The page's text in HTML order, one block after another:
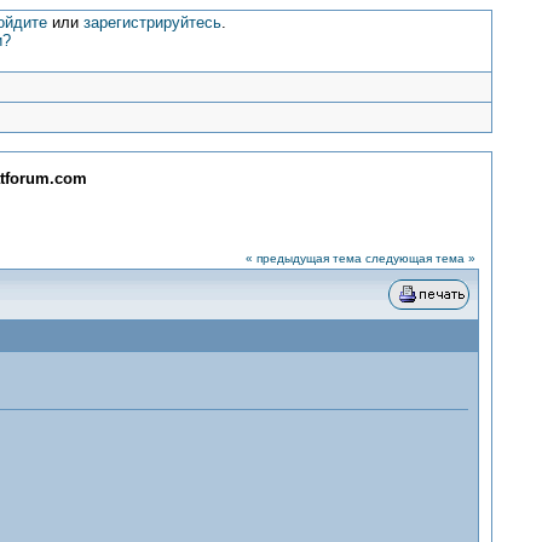
или зарегистрируйтесь.
« предыдущая тема следующая тема »